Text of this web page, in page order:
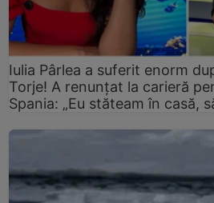
Iulia Pârlea a suferit enorm
Torje! A renunțat la carieră
Spania: „Eu stăteam în casă,